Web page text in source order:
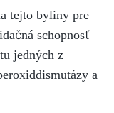
tejto byliny pre
schopnosť –
jedných z
a